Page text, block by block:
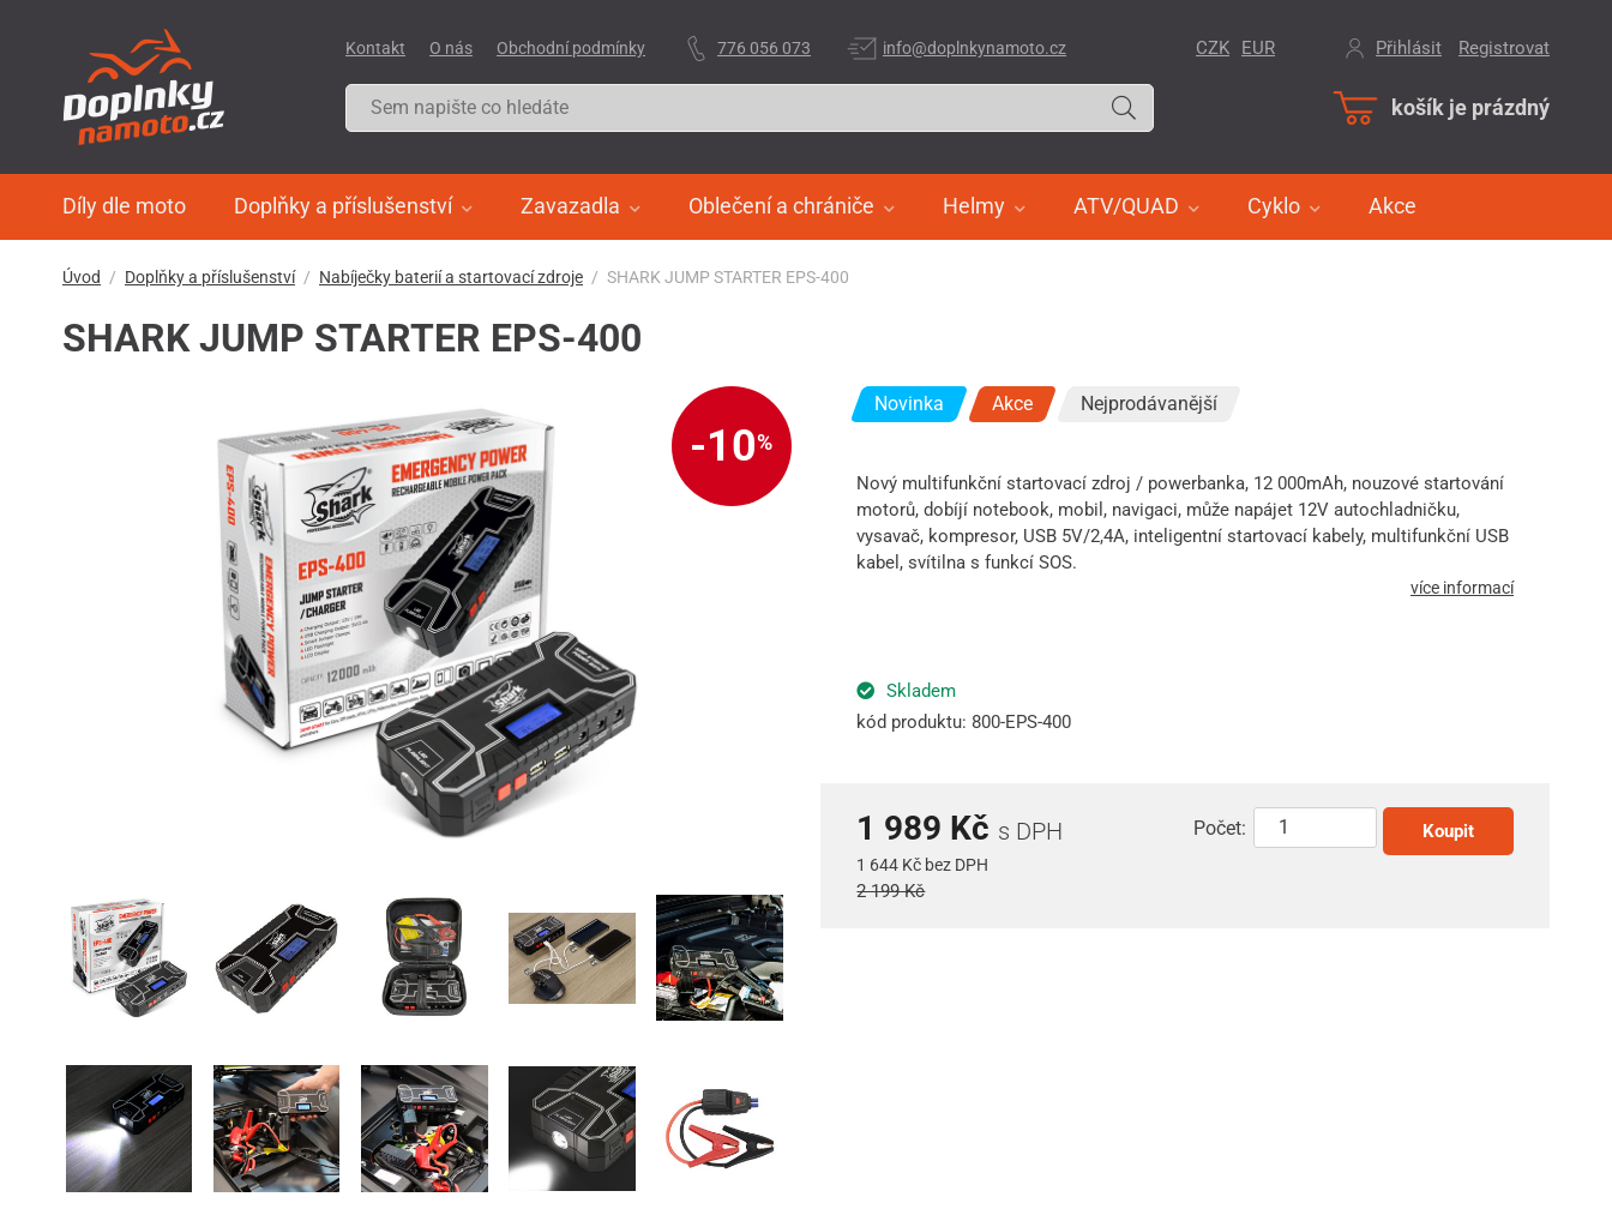
košík je prázdný
Díly dle moto Doplňky a příslušenství Zavazadla Oblečení a chrániče Helmy ATV/QUAD Cyklo Akce
CZK EUR Přihlásit Registrovat
Kontakt O nás Obchodní podmínky 776 056 073 info@doplnkynamoto.cz
Úvod Doplňky a příslušenství Nabíječky baterií a startovací zdroje SHARK JUMP STARTER EPS-400
SHARK JUMP STARTER EPS-400
-10%
Novinka Akce Nejprodávanější
Nový multifunkční startovací zdroj / powerbanka, 12 000mAh, nouzové startování
motorů, dobíjí notebook, mobil, navigaci, může napájet 12V autochladničku,
vysavač, kompresor, USB 5V/2,4A, inteligentní startovací kabely, multifunkční USB
kabel, svítilna s funkcí SOS.
více informací
Skladem
kód produktu: 800-EPS-400
1 989 Kč s DPH
1 644 Kč bez DPH
2 199 Kč
Počet: Koupit